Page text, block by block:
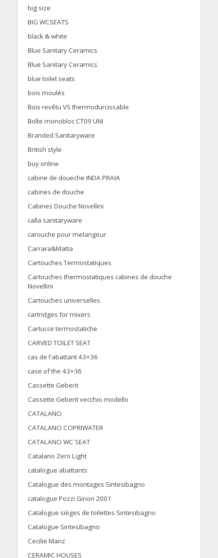
big size
BIG WCSEATS
black & white
Blue Sanitary Ceramics
Blue Sanitary Ceramics
blue toilet seats
bois moulés
Bois revêtu VS thermodurcissable
Boîte monobloc CT09 UNI
Branded Sanitaryware
British style
buy online
cabine de doueche INDA PRAIA
cabines de douche
Cabines Douche Novellini
calla sanitaryware
carouche pour melangeur
Carrara&Matta
Cartouches Termostatiques
Cartouches thermostatiques cabines de douche
Novellini
Cartouches universelles
cartridges for mixers
Cartucce termostatiche
CARVED TOILET SEAT
cas de l'abattant 43×36
case of the 43×36
Cassette Geberit
Cassette Geberit vecchio modello
CATALANO
CATALANO COPRIWATER
CATALANO WC SEAT
Catalano Zero Light
catalogue abattants
Catalogue des montages Sintesibagno
catalogue Pozzi Ginori 2001
Catalogue sièges de toilettes Sintesibagno
Catalogue Sintesibagno
Cecilie Manz
CERAMIC HOUSES